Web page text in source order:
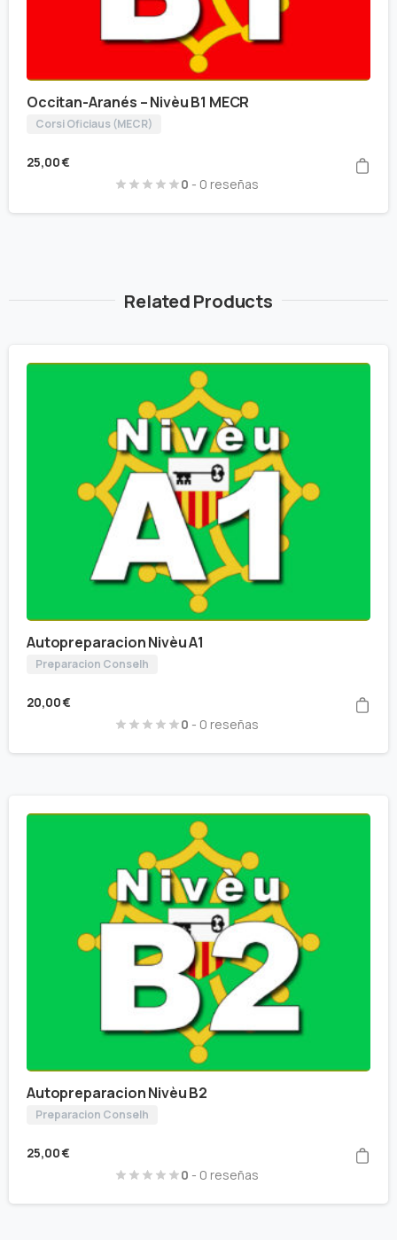
Occitan-Aranés – Nivèu B1 MECR
Corsi Oficiaus (MECR)
25,00€
0 - 0 reseñas
Related Products
Autopreparacion Nivèu A1
Preparacion Conselh
20,00€
0 - 0 reseñas
Autopreparacion Nivèu B2
Preparacion Conselh
25,00€
0 - 0 reseñas